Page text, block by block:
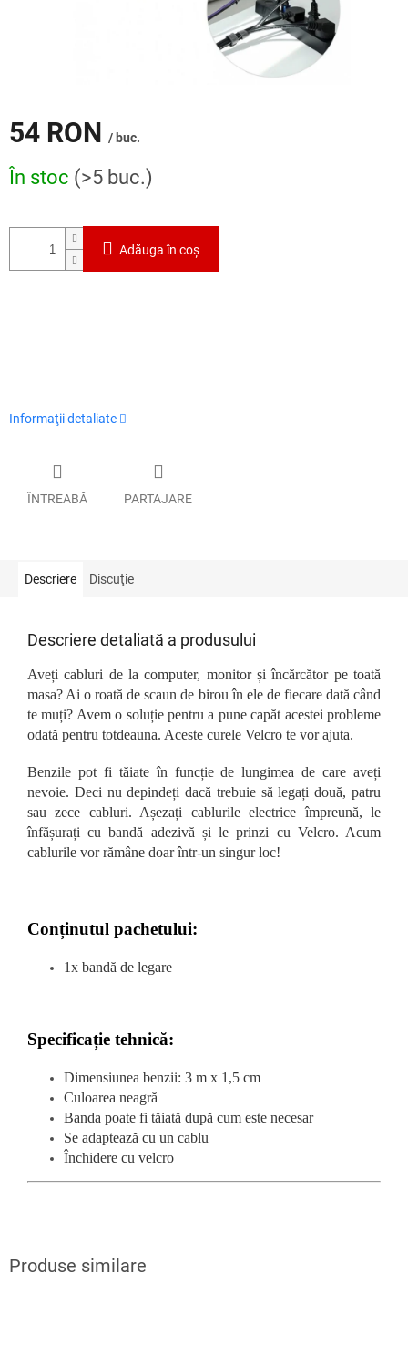
54 RON / buc.
Evaluare
preţ:
În stoc (>5 buc.)
Adăuga în coş
Informaţii detaliate
ÎNTREABĂ PARTAJARE
Descriere Discuţie
Descriere detaliată a produsului
Aveți cabluri de la computer, monitor și încărcător pe toată
masa? Ai o roată de scaun de birou în ele de fiecare dată când
te muți? Avem o soluție pentru a pune capăt acestei probleme
odată pentru totdeauna. Aceste curele Velcro te vor ajuta.
Benzile pot fi tăiate în funcție de lungimea de care aveți
nevoie. Deci nu depindeți dacă trebuie să legați două, patru
sau zece cabluri. Așezați cablurile electrice împreună, le
înfășurați cu bandă adezivă și le prinzi cu Velcro. Acum
cablurile vor rămâne doar într-un singur loc!
Conținutul pachetului:
1x bandă de legare
Specificație tehnică:
Dimensiunea benzii: 3 m x 1,5 cm
Culoarea neagră
Banda poate fi tăiată după cum este necesar
Se adaptează cu un cablu
Închidere cu velcro